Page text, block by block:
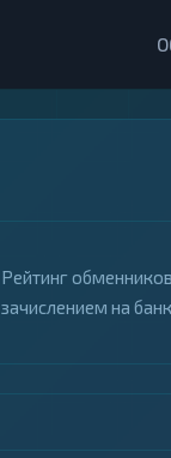
Рейтинг
зачислением на